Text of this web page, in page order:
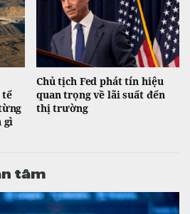
gì
Chủ tịch Fed phát tín hiệu
quan trọng về lãi suất đến
thị trường
tâm